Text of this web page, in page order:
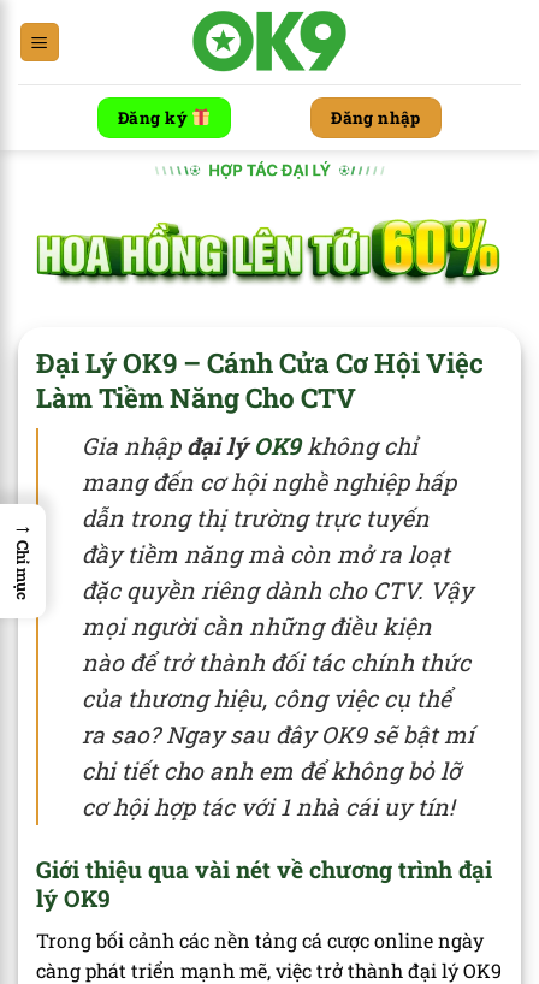
đến
Đăng ký Đăng nhập
Đại Lý OK9 – Cánh Cửa Cơ Hội Việc
Làm Tiềm Năng Cho CTV
Gia nhập đại lýOK9không chỉ
mang đến cơ hội nghề nghiệp hấp
dẫn trong thị trường trực tuyến
đầy tiềm năng mà còn mở ra loạt
đặc quyền riêng dành cho CTV. Vậy
mọi người cần những điều kiện
nào để trở thành đối tác chính thức
của thương hiệu, công việc cụ thể
ra sao? Ngay sau đây OK9 sẽ bật mí
chi tiết cho anh em để không bỏ lỡ
cơ hội hợp tác với 1 nhà cái uy tín!
Giới thiệu qua vài nét về chương trình đại
lý OK9
Trong bối cảnh các nền tảng cá cược online ngày
càng phát triển mạnh mẽ, việc trở thành đại lý OK9
→
Chỉ mục